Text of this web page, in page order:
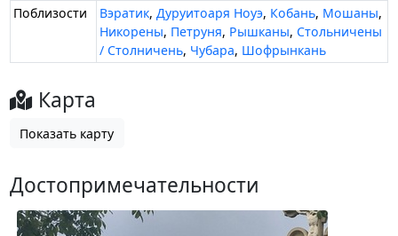
Поблизости Вэратик,Дуруитоаря Ноуэ, Кобань, Мошаны,
Никорены, Петруня, Рышканы, Стольничены
/ Столничень, Чубара, Шофрынкань
Карта
Показать карту
Достопримечательности